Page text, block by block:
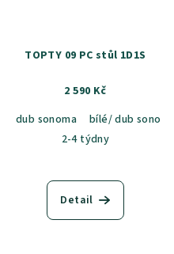
TOPTY 09 PC stůl 1D1S
2 590 Kč
dub sonoma
bílé/ dub
2-4 týdny
Detail